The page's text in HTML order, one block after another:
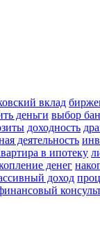
вклад
деньги выбор
доходность
деятельность
в ипотеку
денег
доход